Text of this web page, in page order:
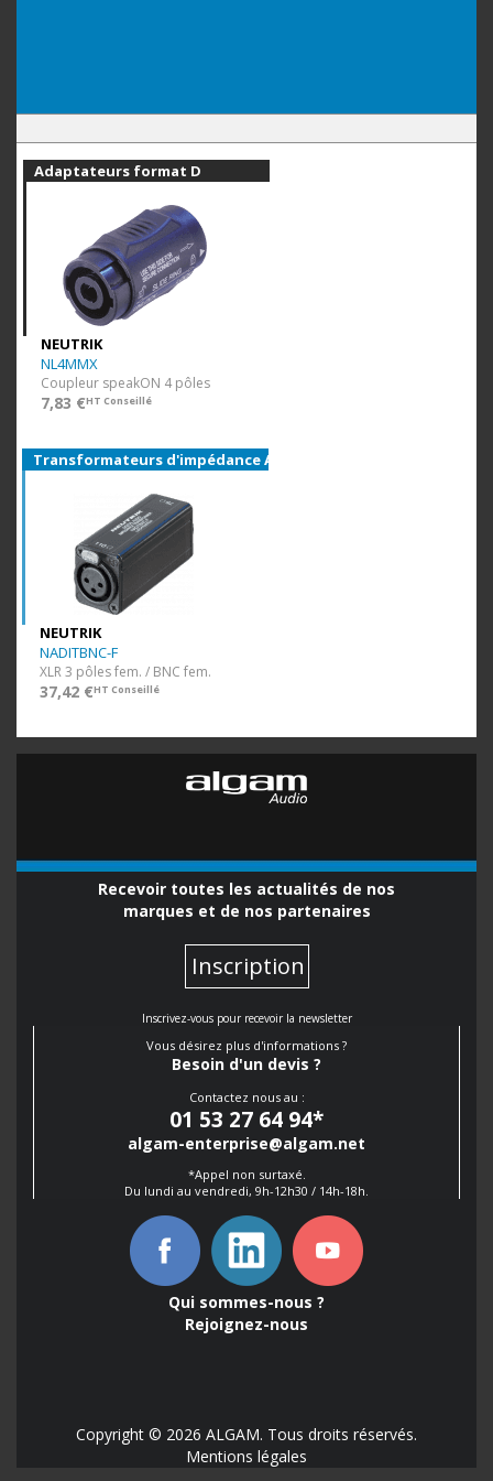
Adaptateurs format D
NEUTRIK
NL4MMX
Coupleur speakON 4 pôles
7,83 €HT Conseillé
Transformateurs d'impédance AES/EBU
NEUTRIK
NADITBNC-F
XLR 3 pôles fem. / BNC fem.
37,42 €HT Conseillé
Recevoir toutes les actualités de nos
marques et de nos partenaires
Inscription
Inscrivez-vous pour recevoir la newsletter
Vous désirez plus d'informations ?
Besoin d'un devis ?
Contactez nous au :
01 53 27 64 94*
algam-enterprise@algam.net
*Appel non surtaxé.
Du lundi au vendredi, 9h-12h30 / 14h-18h.
Qui sommes-nous ?
Rejoignez-nous
Copyright © 2026 ALGAM. Tous droits réservés.
Mentions légales